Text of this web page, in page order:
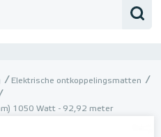
AANVRAGEN
Elektrische ontkoppelingsmatten
1050 Watt - 92,92 meter